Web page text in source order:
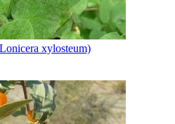
xylosteum)